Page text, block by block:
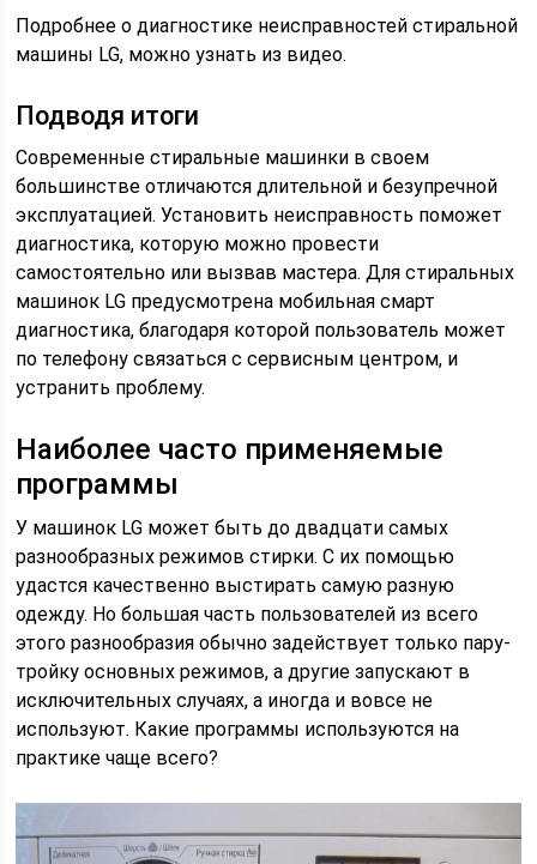
Подробнее о диагностике неисправностей стиральной
машины LG, можно узнать из видео.
Подводя итоги
Современные стиральные машинки в своем
большинстве отличаются длительной и безупречной
эксплуатацией. Установить неисправность поможет
диагностика, которую можно провести
самостоятельно или вызвав мастера. Для стиральных
машинок LG предусмотрена мобильная смарт
диагностика, благодаря которой пользователь может
по телефону связаться с сервисным центром, и
устранить проблему.
Наиболее часто применяемые
программы
У машинок LG может быть до двадцати самых
разнообразных режимов стирки. С их помощью
удастся качественно выстирать самую разную
одежду. Но большая часть пользователей из всего
этого разнообразия обычно задействует только пару-
тройку основных режимов, а другие запускают в
исключительных случаях, а иногда и вовсе не
используют. Какие программы используются на
практике чаще всего?